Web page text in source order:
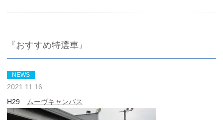
『おすすめ特選車』
NEWS
2021.11.16
H29
ムーヴキャンバス